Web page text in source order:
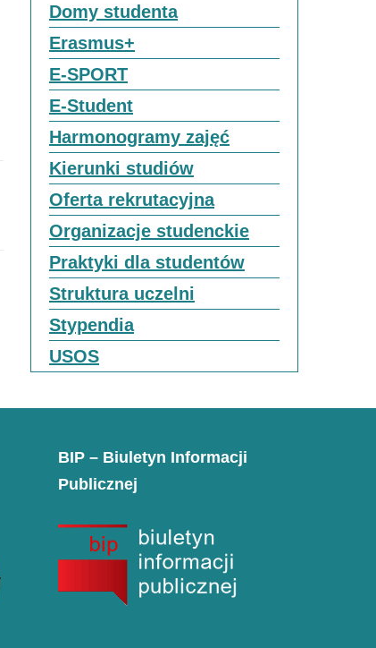
Domy studenta
Erasmus+
E-SPORT
E-Student
Harmonogramy zajęć
Kierunki studiów
Oferta rekrutacyjna
Organizacje studenckie
Praktyki dla studentów
Struktura uczelni
Stypendia
USOS
BIP – Biuletyn Informacji
Publicznej